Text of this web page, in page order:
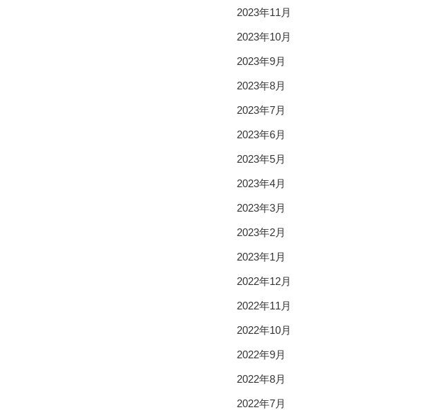
2023年11月
2023年10月
2023年9月
2023年8月
2023年7月
2023年6月
2023年5月
2023年4月
2023年3月
2023年2月
2023年1月
2022年12月
2022年11月
2022年10月
2022年9月
2022年8月
2022年7月